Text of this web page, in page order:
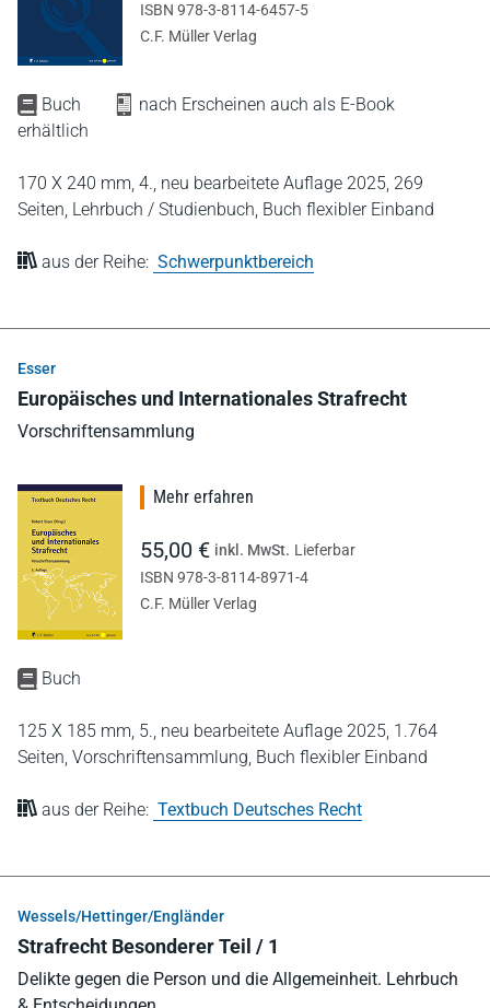
Buch
nach Erscheinen auch als E-Book
erhältlich
170 X 240 mm, 4., neu bearbeitete Auflage 2025, 269
Seiten, Lehrbuch / Studienbuch, Buch flexibler Einband
aus der Reihe: Schwerpunktbereich
ISBN 978-3-8114-6457-5
C.F. Müller Verlag
Esser
Europäisches und Internationales Strafrecht
Vorschriftensammlung
Buch
125 X 185 mm, 5., neu bearbeitete Auflage 2025, 1.764
Seiten, Vorschriftensammlung, Buch flexibler Einband
aus der Reihe: Textbuch Deutsches Recht
Mehr erfahren
55,00 € inkl. MwSt. Lieferbar
ISBN 978-3-8114-8971-4
C.F. Müller Verlag
Wessels/Hettinger/Engländer
Strafrecht Besonderer Teil / 1
Delikte gegen die Person und die Allgemeinheit. Lehrbuch